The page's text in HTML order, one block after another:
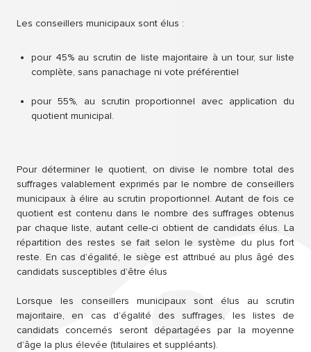
Les conseillers municipaux sont élus :
pour 45% au scrutin de liste majoritaire à un tour, sur liste
complète, sans panachage ni vote préférentiel
pour 55%, au scrutin proportionnel avec application du
quotient municipal.
Pour déterminer le quotient, on divise le nombre total des
suffrages valablement exprimés par le nombre de conseillers
municipaux à élire au scrutin proportionnel. Autant de fois ce
quotient est contenu dans le nombre des suffrages obtenus
par chaque liste, autant celle-ci obtient de candidats élus. La
répartition des restes se fait selon le système du plus fort
reste. En cas d’égalité, le siège est attribué au plus âgé des
candidats susceptibles d’être élus
Lorsque les conseillers municipaux sont élus au scrutin
majoritaire, en cas d’égalité des suffrages, les listes de
candidats concernés seront départagées par la moyenne
d’âge la plus élevée (titulaires et suppléants).